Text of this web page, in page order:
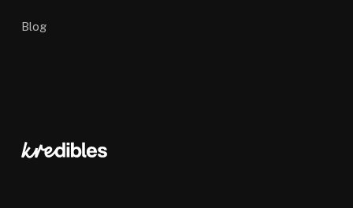
Blog